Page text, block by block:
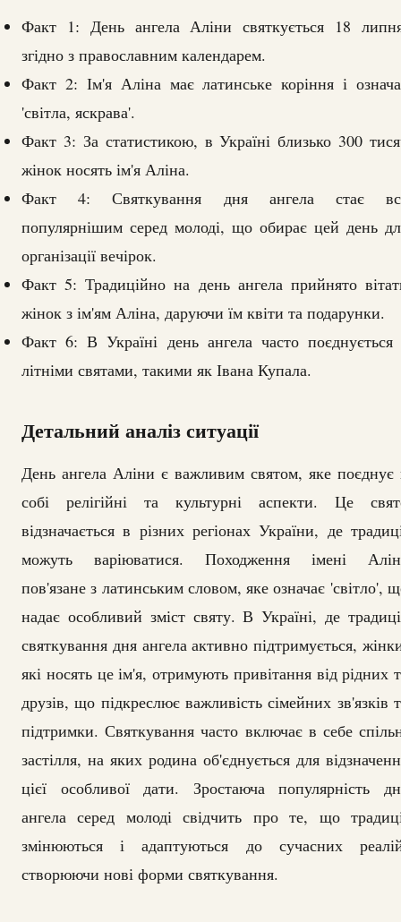
Факт 1: День ангела Аліни святкується 18
згідно з православним календарем.
Факт 2: Ім'я Аліна має латинське коріння і
'світла, яскрава'.
Факт 3: За статистикою, в Україні близько 300
жінок носять ім'я Аліна.
Факт 4: Святкування дня ангела стає
популярнішим серед молоді, що обирає цей день
організації вечірок.
Факт 5: Традиційно на день ангела прийнято
жінок з ім'ям Аліна, даруючи їм квіти та подарунки.
Факт 6: В Україні день ангела часто поєднується
літніми святами, такими як Івана Купала.
Детальний аналіз ситуації
День ангела Аліни є важливим святом, яке поєднує
собі релігійні та культурні аспекти. Це
відзначається в різних регіонах України, де
можуть варіюватися. Походження імені
пов'язане з латинським словом, яке означає 'світло',
надає особливий зміст святу. В Україні, де
святкування дня ангела активно підтримується,
які носять це ім'я, отримують привітання від рідних
друзів, що підкреслює важливість сімейних зв'язків
підтримки. Святкування часто включає в себе
застілля, на яких родина об'єднується для
цієї особливої дати. Зростаюча популярність
ангела серед молоді свідчить про те, що
змінюються і адаптуються до сучасних
створюючи нові форми святкування.